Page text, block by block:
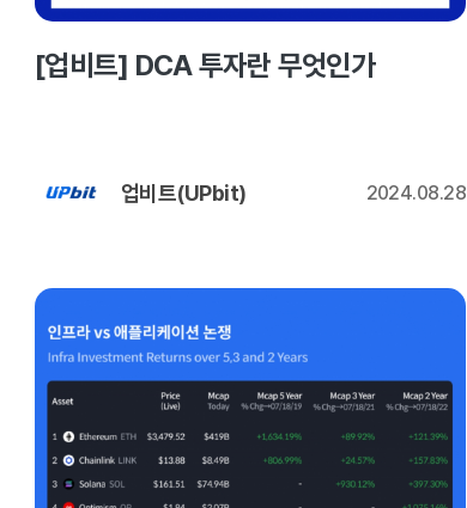
[업비트] DCA 투자란 무엇인가
업비트(UPbit) 2024.08.28